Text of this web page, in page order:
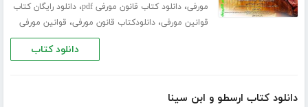
مورفی،دانلود کتاب قانون مورفی pdf ،دانلود رایگان کتاب
قوانین مورفی،دانلودکتاب قانون مورفی، قوانین مورفی
دانلود کتاب
دانلود کتاب ارسطو و ابن سینا